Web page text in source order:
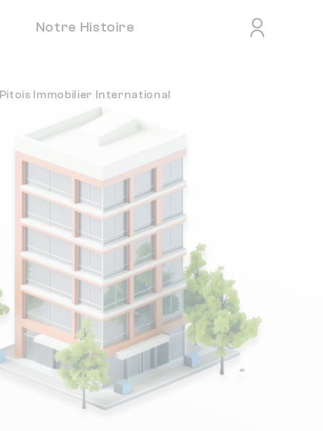
Notre Histoire
Pitois Immobilier International